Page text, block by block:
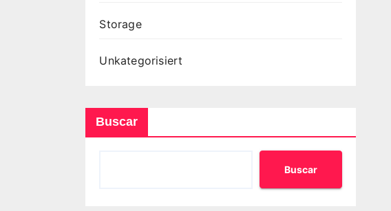
Storage
Unkategorisiert
Buscar
Buscar